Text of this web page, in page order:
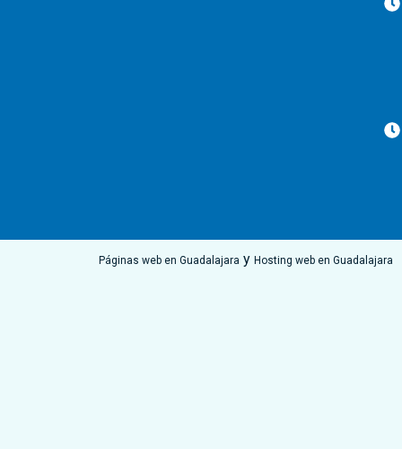
Páginas web en Guadalajara y Hosting web en Guadalajara